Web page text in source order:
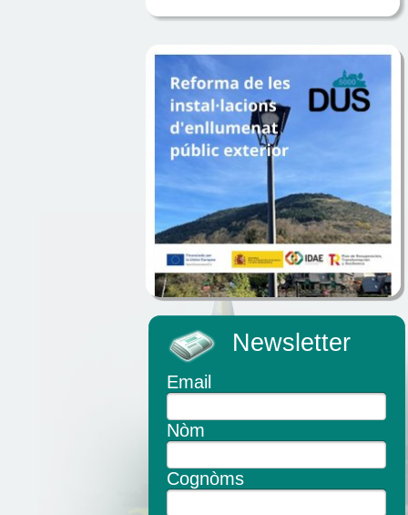
Newsletter
Email
Nòm
Cognòms